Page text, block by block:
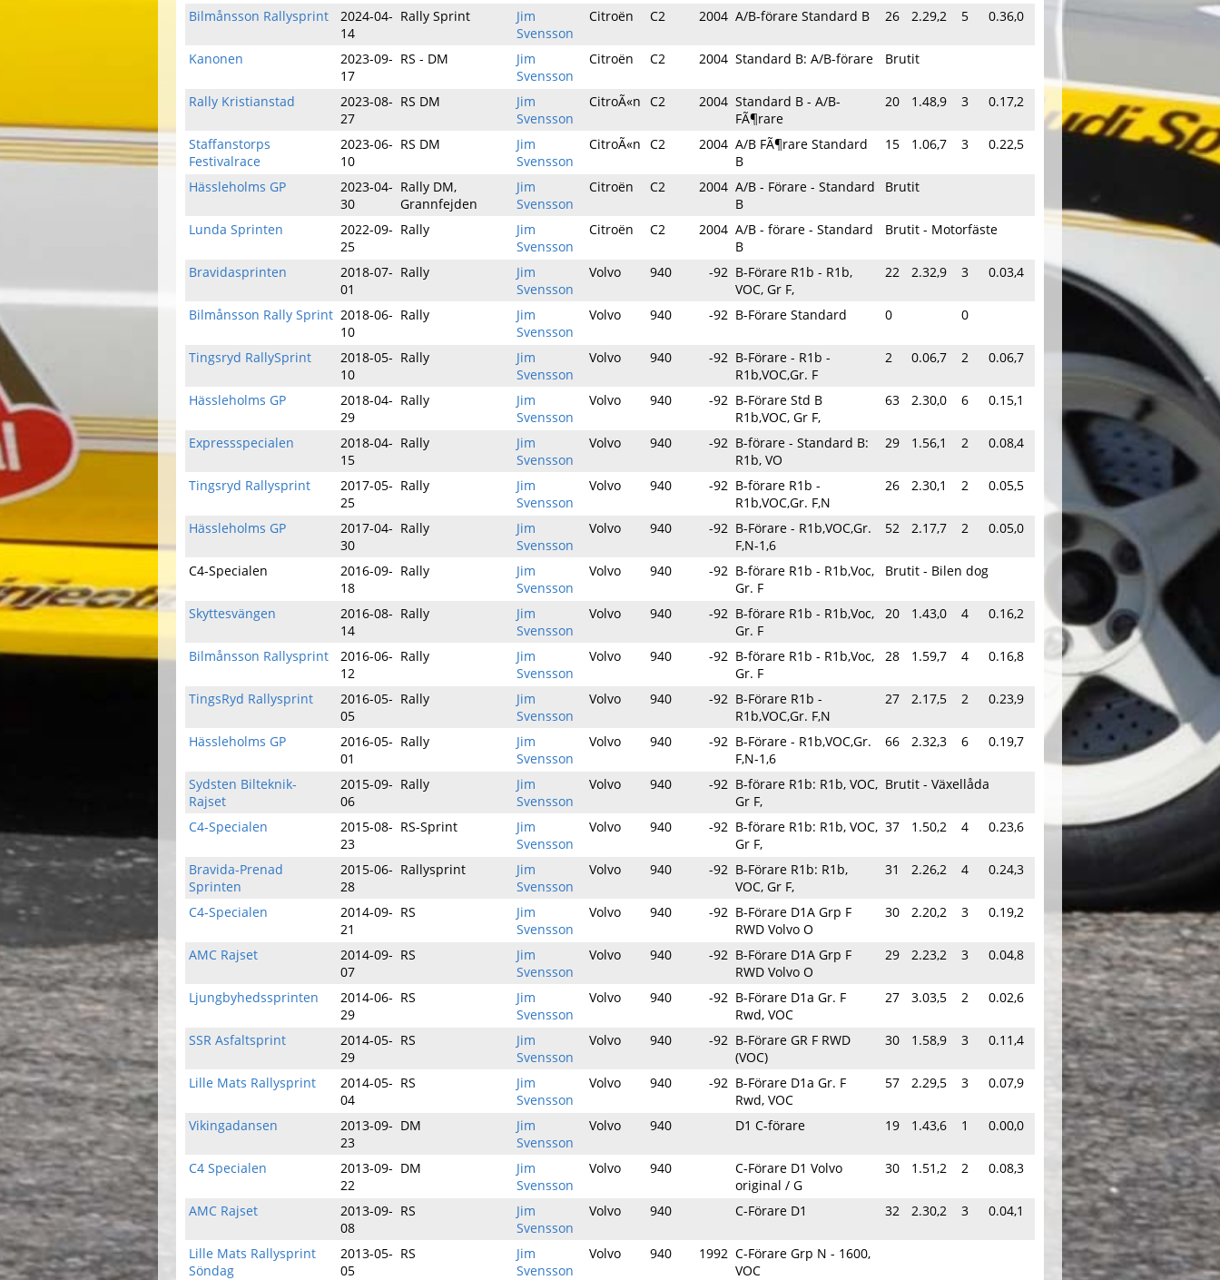
Bilmånsson Rallysprint
2024-04-
14
Rally Sprint
Jim
Svensson
Citroën C2 2004 A/B-förare Standard B 26 2.29,2 5 0.36,0
Kanonen
2023-09-
17
RS - DM
Jim
Svensson
Citroën C2 2004 Standard B: A/B-förare Brutit
Rally Kristianstad
2023-08-
27
RS DM
Jim
Svensson
CitroÃ«n C2 2004 Standard B - A/B-
FÃ¶rare
20 1.48,9 3 0.17,2
Staffanstorps
Festivalrace
2023-06-
10
RS DM
Jim
Svensson
CitroÃ«n C2 2004 A/B FÃ¶rare Standard
B
15 1.06,7 3 0.22,5
Hässleholms GP
2023-04-
30
Rally DM,
Grannfejden
Jim
Svensson
Citroën C2 2004 A/B - Förare - Standard
B
Brutit
Lunda Sprinten
2022-09-
25
Rally
Jim
Svensson
Citroën C2 2004 A/B - förare - Standard
B
Brutit - Motorfäste
Bravidasprinten
2018-07-
01
Rally
Jim
Svensson
Volvo 940 -92 B-Förare R1b - R1b,
VOC, Gr F,
22 2.32,9 3 0.03,4
Bilmånsson Rally Sprint 2018-06-
10
Rally
Jim
Svensson
Volvo 940 -92 B-Förare Standard 0 0
Tingsryd RallySprint
2018-05-
10
Rally
Jim
Svensson
Volvo 940 -92 B-Förare - R1b -
R1b,VOC,Gr. F
2 0.06,7 2 0.06,7
Hässleholms GP
2018-04-
29
Rally
Jim
Svensson
Volvo 940 -92 B-Förare Std B
R1b,VOC, Gr F,
63 2.30,0 6 0.15,1
Expressspecialen
2018-04-
15
Rally
Jim
Svensson
Volvo 940 -92 B-förare - Standard B:
R1b, VO
29 1.56,1 2 0.08,4
Tingsryd Rallysprint
2017-05-
25
Rally
Jim
Svensson
Volvo 940 -92 B-förare R1b -
R1b,VOC,Gr. F,N
26 2.30,1 2 0.05,5
Hässleholms GP
2017-04-
30
Rally
Jim
Svensson
Volvo 940 -92 B-Förare - R1b,VOC,Gr.
F,N-1,6
52 2.17,7 2 0.05,0
C4-Specialen
2016-09-
18
Rally
Jim
Svensson
Volvo 940 -92 B-förare R1b - R1b,Voc,
Gr. F
Brutit - Bilen dog
Skyttesvängen
2016-08-
14
Rally
Jim
Svensson
Volvo 940 -92 B-förare R1b - R1b,Voc,
Gr. F
20 1.43,0 4 0.16,2
Bilmånsson Rallysprint
2016-06-
12
Rally
Jim
Svensson
Volvo 940 -92 B-förare R1b - R1b,Voc,
Gr. F
28 1.59,7 4 0.16,8
TingsRyd Rallysprint
2016-05-
05
Rally
Jim
Svensson
Volvo 940 -92 B-Förare R1b -
R1b,VOC,Gr. F,N
27 2.17,5 2 0.23,9
Hässleholms GP
2016-05-
01
Rally
Jim
Svensson
Volvo 940 -92 B-Förare - R1b,VOC,Gr.
F,N-1,6
66 2.32,3 6 0.19,7
Sydsten Bilteknik-
Rajset
2015-09-
06
Rally
Jim
Svensson
Volvo 940 -92 B-förare R1b: R1b, VOC,
Gr F,
Brutit - Växellåda
C4-Specialen
2015-08-
23
RS-Sprint
Jim
Svensson
Volvo 940 -92 B-förare R1b: R1b, VOC,
Gr F,
37 1.50,2 4 0.23,6
Bravida-Prenad
Sprinten
2015-06-
28
Rallysprint
Jim
Svensson
Volvo 940 -92 B-Förare R1b: R1b,
VOC, Gr F,
31 2.26,2 4 0.24,3
C4-Specialen
2014-09-
21
RS
Jim
Svensson
Volvo 940 -92 B-Förare D1A Grp F
RWD Volvo O
30 2.20,2 3 0.19,2
AMC Rajset
2014-09-
07
RS
Jim
Svensson
Volvo 940 -92 B-Förare D1A Grp F
RWD Volvo O
29 2.23,2 3 0.04,8
Ljungbyhedssprinten
2014-06-
29
RS
Jim
Svensson
Volvo 940 -92 B-Förare D1a Gr. F
Rwd, VOC
27 3.03,5 2 0.02,6
SSR Asfaltsprint
2014-05-
29
RS
Jim
Svensson
Volvo 940 -92 B-Förare GR F RWD
(VOC)
30 1.58,9 3 0.11,4
Lille Mats Rallysprint
2014-05-
04
RS
Jim
Svensson
Volvo 940 -92 B-Förare D1a Gr. F
Rwd, VOC
57 2.29,5 3 0.07,9
Vikingadansen
2013-09-
23
DM
Jim
Svensson
Volvo 940 D1 C-förare 19 1.43,6 1 0.00,0
C4 Specialen
2013-09-
22
DM
Jim
Svensson
Volvo 940
C-Förare D1 Volvo
original / G
30 1.51,2 2 0.08,3
AMC Rajset
2013-09-
08
RS
Jim
Svensson
Volvo 940 C-Förare D1 32 2.30,2 3 0.04,1
Lille Mats Rallysprint
Söndag
2013-05-
05
RS
Jim
Svensson
Volvo 940 1992 C-Förare Grp N - 1600,
VOC